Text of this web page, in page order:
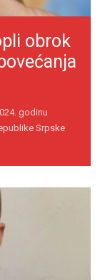
obrok
godinu
Srpske